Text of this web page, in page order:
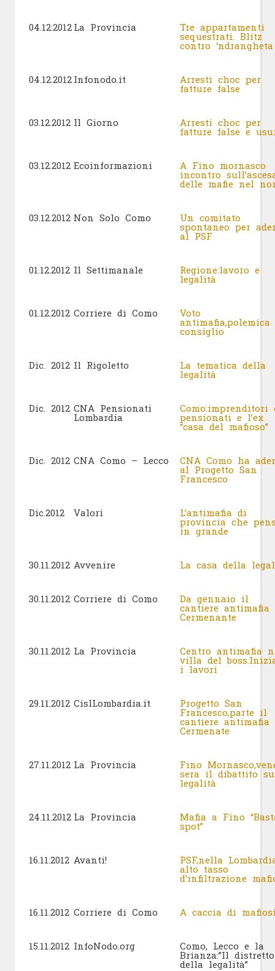
04.12.2012 La Provincia Tre appartamenti
sequestrati. Blitz
contro ‘ndrangheta
04.12.2012 Infonodo.it Arresti choc per
fatture false
03.12.2012 Il Giorno Arresti choc per
fatture false e
03.12.2012 Ecoinformazioni A Fino mornasco
incontro
delle mafie nel
03.12.2012 Non Solo Como Un comitato
spontaneo per
al PSF
01.12.2012 Il Settimanale Regione:lavoro e
legalità
01.12.2012 Corriere di Como Voto
consiglio
Dic. 2012 Il Rigoletto La tematica della
legalità
Dic. 2012 CNA Pensionati
Lombardia
Como:imprenditori
pensionati e l’ex
“casa del mafioso”
Dic. 2012 CNA Como – Lecco CNA Como ha
al Progetto San
Francesco
Dic.2012 Valori L’antimafia di
provincia che
in grande
30.11.2012 Avvenire La casa della
30.11.2012 Corriere di Como Da gennaio il
cantiere antimafia
Cermenante
30.11.2012 La Provincia Centro antimafia
villa del
i lavori
29.11.2012 CislLombardia.it Progetto San
Francesco,parte il
cantiere antimafia
Cermenate
27.11.2012 La Provincia Fino
sera il dibattito
legalità
24.11.2012 La Provincia Mafia a Fino
spot”
16.11.2012 Avanti! PSF,nella
alto tasso
d’infiltrazione
16.11.2012 Corriere di Como A caccia di
15.11.2012 InfoNodo.org Como, Lecco e la
Brianza:”Il distretto
della legalità”